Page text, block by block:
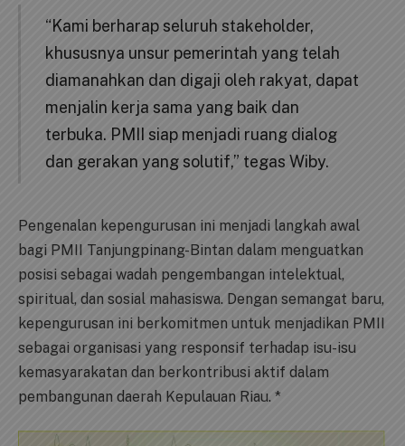
“Kami berharap seluruh stakeholder,
khususnya unsur pemerintah yang telah
diamanahkan dan digaji oleh rakyat, dapat
menjalin kerja sama yang baik dan
terbuka. PMII siap menjadi ruang dialog
dan gerakan yang solutif,” tegas Wiby.
Pengenalan kepengurusan ini menjadi langkah awal
bagi PMII Tanjungpinang-Bintan dalam menguatkan
posisi sebagai wadah pengembangan intelektual,
spiritual, dan sosial mahasiswa. Dengan semangat baru,
kepengurusan ini berkomitmen untuk menjadikan PMII
sebagai organisasi yang responsif terhadap isu-isu
kemasyarakatan dan berkontribusi aktif dalam
pembangunan daerah Kepulauan Riau. *